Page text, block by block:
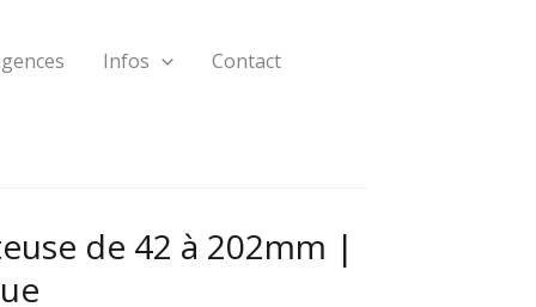
Infos Contact
de 42 à 202mm |